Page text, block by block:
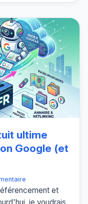
ultime
Google (et
et